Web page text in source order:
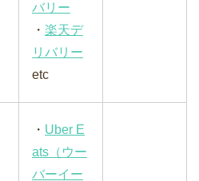
バリー
・ 楽天デ
リバリー
etc
・ Uber E
ats（ウー
バーイー